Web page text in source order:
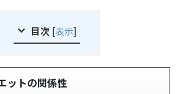
目次 [表示]
ットの関係性